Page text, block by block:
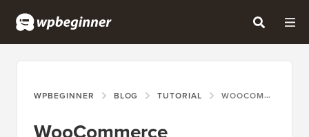
WPBEGINNER BLOG TUTORIAL WOOCOMMERCE SEMPLIFICATO: PASSAGGI PROVATI PER LANCIARE IL TUO NEGOZIO OGGI